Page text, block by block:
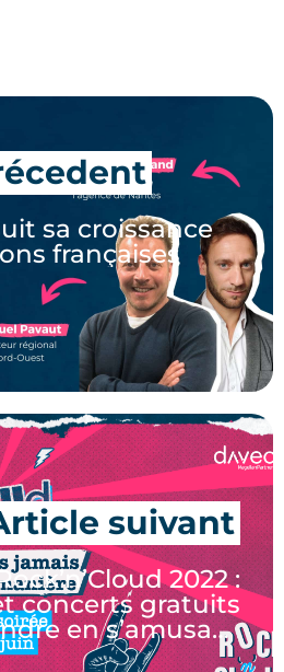
sa croissance
françaises
2022 :
concerts gratuits
en s’amusant
!